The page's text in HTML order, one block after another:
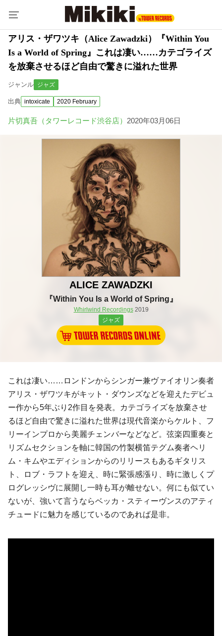
アリス・ザワツキ（Alice Zawadzki）『Within You
Is a World of Spring』これは凄い……カテゴライズ
を放棄させるほど自由で驚きに溢れた世界
ジャンル ジャズ
出典 intoxicate 2020 February
片切真吾（タワーレコード渋谷店） 2020年03月06日
ALICE ZAWADZKI
『Within You Is a World of Spring』
Whirlwind Recordings2019
ジャズ
これは凄い……ロンドンからシンガー兼ヴァイオリン奏者
アリス・ザワツキがキット・ダウンズなどを迎えたデビュ
ー作から5年ぶり2作目を発表。カテゴライズを放棄させ
るほど自由で驚きに溢れた世界は現代音楽からケルト、フ
リーインプロから美麗チェンバーなどなど。弦楽四重奏と
リズムセクションを軸に韓国の竹製横笛テグム奏者ヘリ
ム・キムやエディションからのリリースもあるギタリス
ト、ロブ・ラフトを迎え、時に緊張感漲り、時に激しくプ
ログレッシヴに展開し一時も耳が離せない。何にも似てい
ないが、強いて言うならベッカ・スティーヴンスのアティ
チュードに魅力を感じているのであれば是非。